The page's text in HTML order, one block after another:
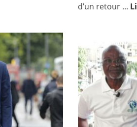
d’un retour ...